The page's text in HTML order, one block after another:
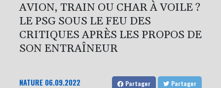
AVION, TRAIN OU CHAR À VOILE ?
LE PSG SOUS LE FEU DES
CRITIQUES APRÈS LES PROPOS DE
SON ENTRAÎNEUR
NATURE 06.09.2022 Partager Partager